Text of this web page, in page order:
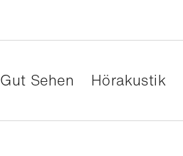
Gut Sehen Hörakustik